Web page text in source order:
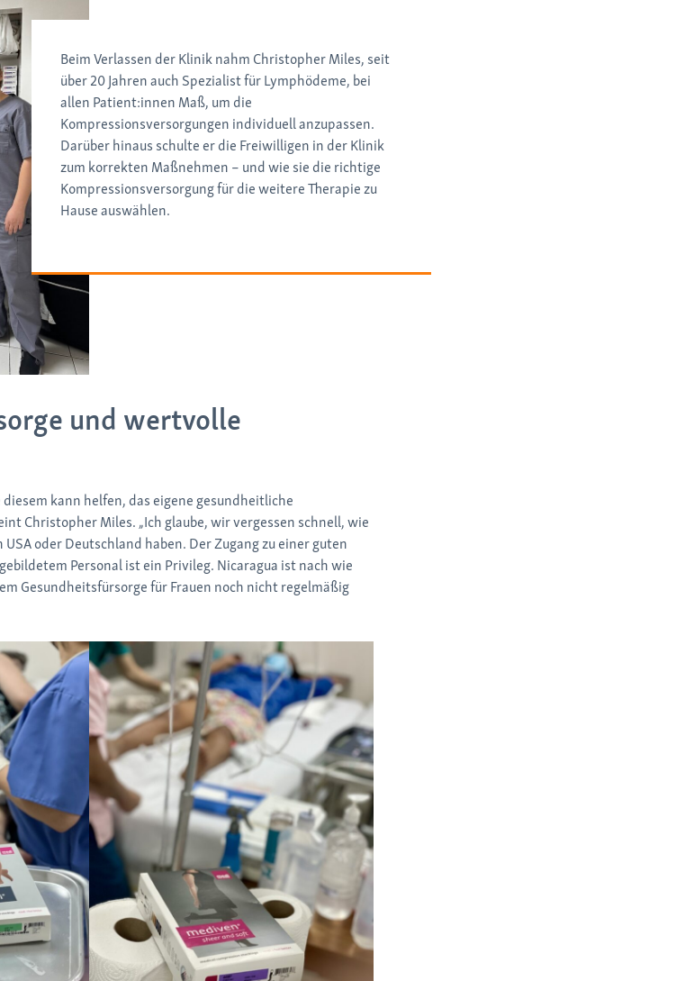
Beim Verlassen der Klinik nahm Christopher Miles, seit
über 20 Jahren auch Spezialist für Lymphödeme, bei
allen Patient:innen Maß, um die
Kompressionsversorgungen individuell anzupassen.
Darüber hinaus schulte er die Freiwilligen in der Klinik
zum korrekten Maßnehmen – und wie sie die richtige
Kompressionsversorgung für die weitere Therapie zu
Hause auswählen.
und wertvolle
kann helfen, das eigene gesundheitliche
Christopher Miles. „Ich glaube, wir vergessen schnell, wie
oder Deutschland haben. Der Zugang zu einer guten
Personal ist ein Privileg. Nicaragua ist nach wie
Gesundheitsfürsorge für Frauen noch nicht regelmäßig